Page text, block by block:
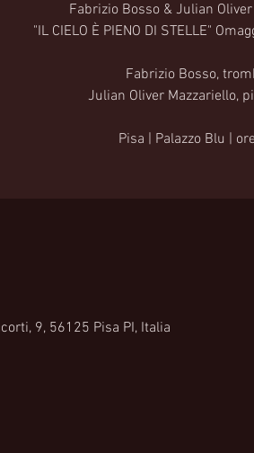
Fabrizio Bosso & Julian
"IL CIELO È PIENO DI STELLE"
Fabrizio Bosso,
Julian Oliver Mazzariello,
Pisa | Palazzo Blu |
9, 56125 Pisa PI, Italia